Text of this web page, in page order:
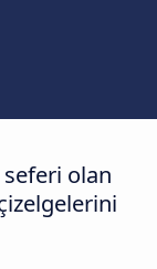
seferi olan